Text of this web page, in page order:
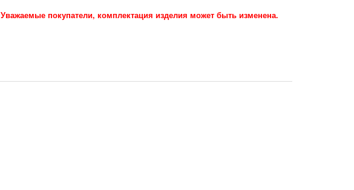
Уважаемые покупатели, комплектация изделия может быть изменена.